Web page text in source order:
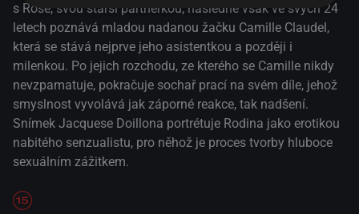
s Rose, svou starší partnerkou, následně však ve svých 24
letech poznává mladou nadanou žačku Camille Claudel,
která se stává nejprve jeho asistentkou a později i
milenkou. Po jejich rozchodu, ze kterého se Camille nikdy
nevzpamatuje, pokračuje sochař prací na svém díle, jehož
smyslnost vyvolává jak záporné reakce, tak nadšení.
Snímek Jacquese Doillona portrétuje Rodina jako erotikou
nabitého senzualistu, pro něhož je proces tvorby hluboce
sexuálním zážitkem.